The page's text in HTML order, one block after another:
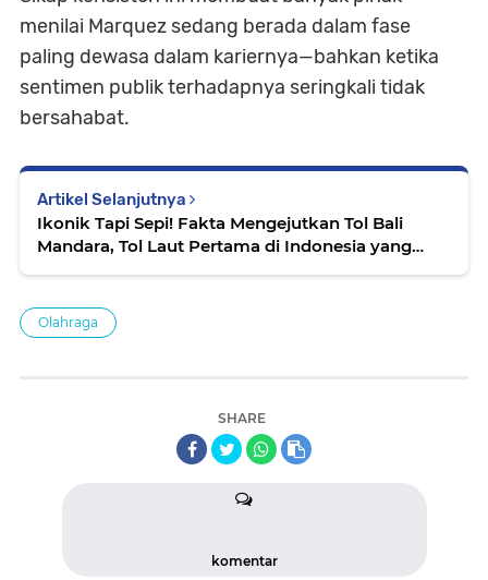
menilai Marquez sedang berada dalam fase
paling dewasa dalam kariernya—bahkan ketika
sentimen publik terhadapnya seringkali tidak
bersahabat.
Artikel Selanjutnya
Ikonik Tapi Sepi! Fakta Mengejutkan Tol Bali
Mandara, Tol Laut Pertama di Indonesia yang
Olahraga
SHARE
komentar